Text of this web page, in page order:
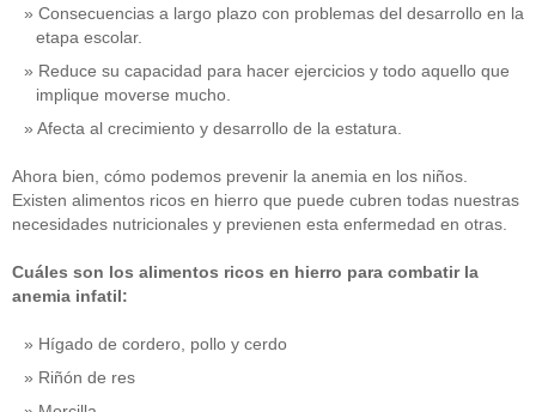
Consecuencias a largo plazo con problemas del desarrollo en la
etapa escolar.
Reduce su capacidad para hacer ejercicios y todo aquello que
implique moverse mucho.
Afecta al crecimiento y desarrollo de la estatura.
Ahora bien, cómo podemos prevenir la anemia en los niños.
Existen alimentos ricos en hierro que puede cubren todas nuestras
necesidades nutricionales y previenen esta enfermedad en otras.
Cuáles son los alimentos ricos en hierro para combatir la
anemia infatil:
Hígado de cordero, pollo y cerdo
Riñón de res